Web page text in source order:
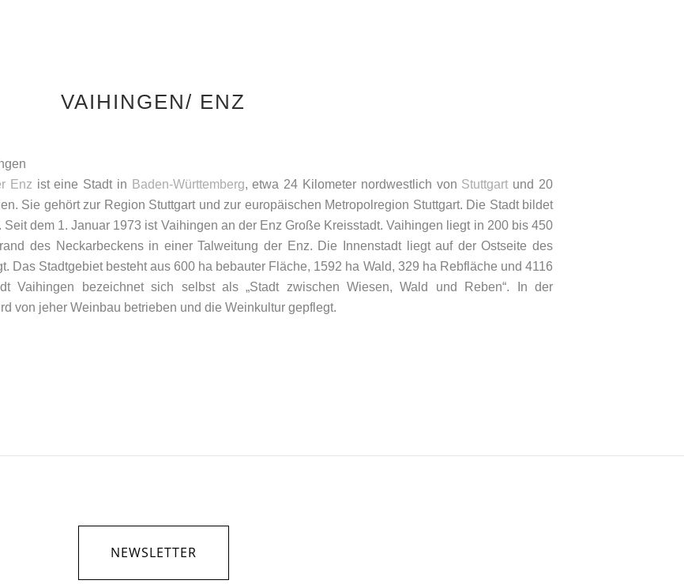
VAIHINGEN/ ENZ
Enz ist eine Stadt in Baden-Württemberg, etwa 24 Kilometer nordwestlich von Stuttgart und 20
Sie gehört zur Region Stuttgart und zur europäischen Metropolregion Stuttgart. Die Stadt bildet
dem 1. Januar 1973 ist Vaihingen an der Enz Große Kreisstadt. Vaihingen liegt in 200 bis 450
des Neckarbeckens in einer Talweitung der Enz. Die Innenstadt liegt auf der Ostseite des
Das Stadtgebiet besteht aus 600 ha bebauter Fläche, 1592 ha Wald, 329 ha Rebfläche und 4116
Vaihingen bezeichnet sich selbst als „Stadt zwischen Wiesen, Wald und Reben“. In der
von jeher Weinbau betrieben und die Weinkultur gepflegt.
NEWSLETTER